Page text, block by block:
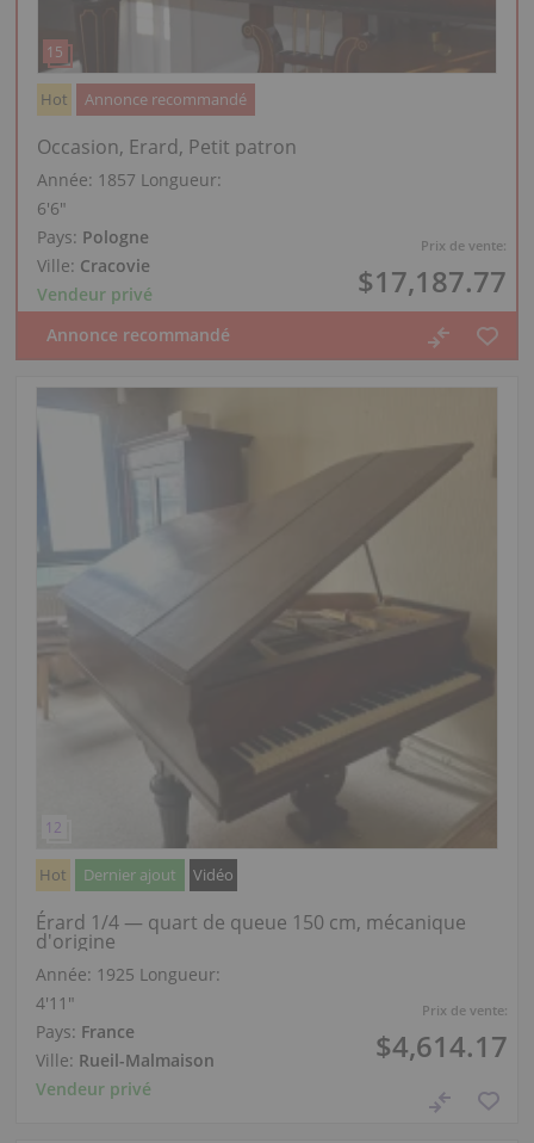
Prix de vente:
$17,187.77
Hot Annonce recommandé
Occasion, Erard, Petit patron
Année: 1857 Longueur:
6′6″
Pays: Pologne
Ville: Cracovie
Vendeur privé
Prix de vente:
$4,614.17
Hot Dernier ajout Vidéo
Érard 1/4 — quart de queue 150 cm, mécanique
d'origine
Année: 1925 Longueur:
4′11″
Pays: France
Ville: Rueil-Malmaison
Vendeur privé